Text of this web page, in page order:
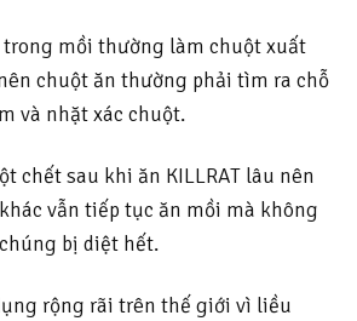
trong mồi thường làm chuột xuất
chuột ăn thường phải tìm ra chỗ
và nhặt xác chuột.
chết sau khi ăn KILLRAT lâu nên
vẫn tiếp tục ăn mồi mà không
bị diệt hết.
rộng rãi trên thế giới vì liều